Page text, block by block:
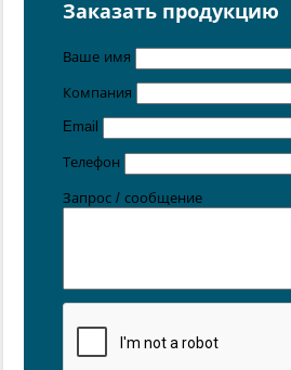
расположенных вСанкт-Петербурге
Цена от 5 руб. / кг
Заказать продукцию
Ваше имя
Компания
Email
Телефон
Запрос / сообщение